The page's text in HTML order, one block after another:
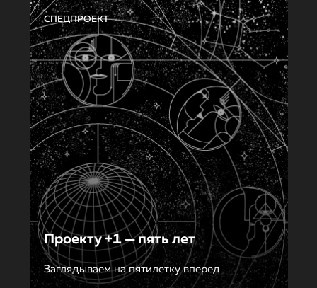
СПЕЦПРОЕКТ
Проекту +1 — пять лет
Заглядываем на пятилетку вперед